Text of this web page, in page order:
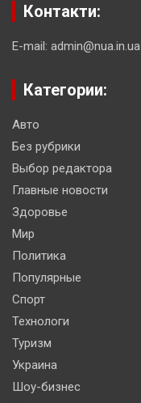
Контакти:
E-mail: admin@nua.in.ua
Категории:
Авто
Без рубрики
Выбор редактора
Главные новости
Здоровье
Мир
Политика
Популярные
Спорт
Технологи
Туризм
Украина
Шоу-бизнес